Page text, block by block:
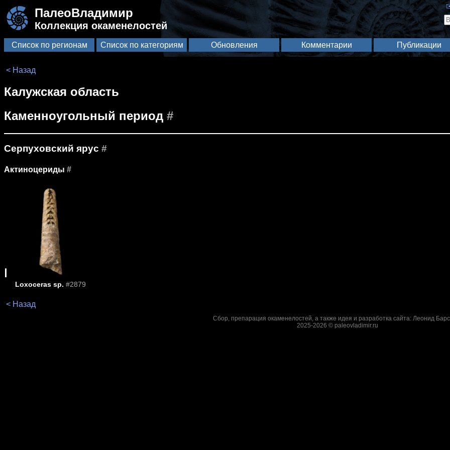
ПалеоВладимир
Коллекция окаменелостей
Список по регионам Список по категориям Обновления Комментарии Публикации
< Назад
Калужская область
Каменноугольный период #
Серпуховский ярус #
Актиноцериды #
Loxoceras sp. #2879
< Назад
Сбор, препарация окаменелостей, а также идея и разработка сайта: Леонид
2025-2026 © paleovladimir.ru